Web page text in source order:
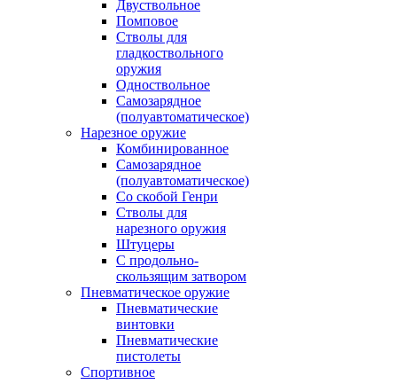
Двуствольное
Помповое
Стволы для
гладкоствольного
оружия
Одноствольное
Самозарядное
(полуавтоматическое)
Нарезное оружие
Комбинированное
Самозарядное
(полуавтоматическое)
Со скобой Генри
Стволы для
нарезного оружия
Штуцеры
С продольно-
скользящим затвором
Пневматическое оружие
Пневматические
винтовки
Пневматические
пистолеты
Спортивное